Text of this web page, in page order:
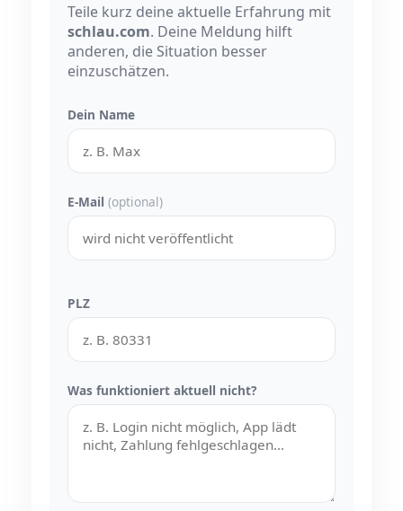
Teile kurz deine aktuelle Erfahrung mit
schlau.com. Deine Meldung hilft
anderen, die Situation besser
einzuschätzen.
Dein Name
E-Mail (optional)
PLZ
Was funktioniert aktuell nicht?